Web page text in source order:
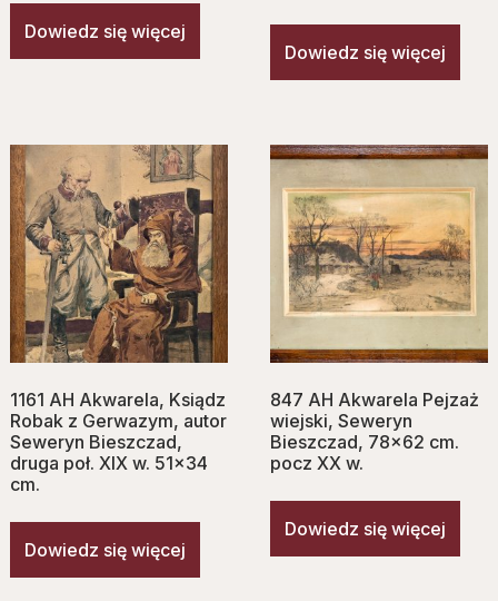
Dowiedz się więcej
Dowiedz się więcej
1161 AH Akwarela, Ksiądz
Robak z Gerwazym, autor
Seweryn Bieszczad,
druga poł. XIX w. 51×34
cm.
Dowiedz się więcej
847 AH Akwarela Pejzaż
wiejski, Seweryn
Bieszczad, 78×62 cm.
pocz XX w.
Dowiedz się więcej